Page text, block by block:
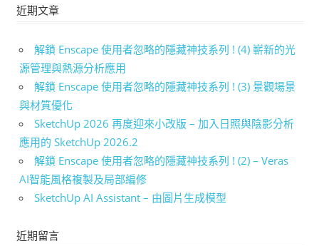
近期文章
解鎖 Enscape 使用者忽略的隱藏神技系列 ! (4) 嶄新的光
源管理與熱源分析應用
解鎖 Enscape 使用者忽略的隱藏神技系列 ! (3) 景觀場景
與材質優化
SketchUp 2026 再度迎來小改版 – 加入日照與陰影分析
應用的 SketchUp 2026.2
解鎖 Enscape 使用者忽略的隱藏神技系列 ! (2) – Veras
AI智能風格複製及局部編修
SketchUp AI Assistant – 由圖片生成模型
近期留言